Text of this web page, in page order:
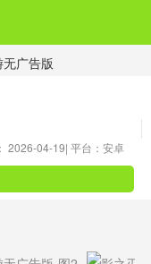
广告版
2026-04-19| 平台：安卓